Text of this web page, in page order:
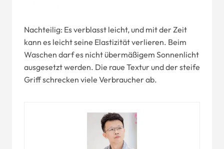
Nachteilig: Es verblasst leicht, und mit der Zeit
kann es leicht seine Elastizität verlieren. Beim
Waschen darf es nicht übermäßigem Sonnenlicht
ausgesetzt werden. Die raue Textur und der steife
Griff schrecken viele Verbraucher ab.